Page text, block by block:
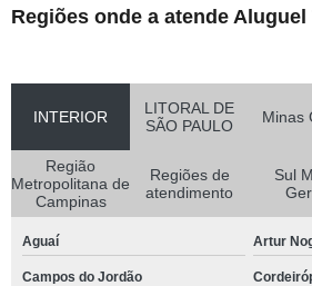
Regiões onde a atende Aluguel
INTERIOR
LITORAL DE
SÃO PAULO
Minas
Região
Metropolitana de
Campinas
Regiões de
atendimento
Sul
Aguaí Artur
Campos do Jordão